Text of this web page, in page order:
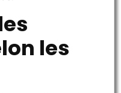
les